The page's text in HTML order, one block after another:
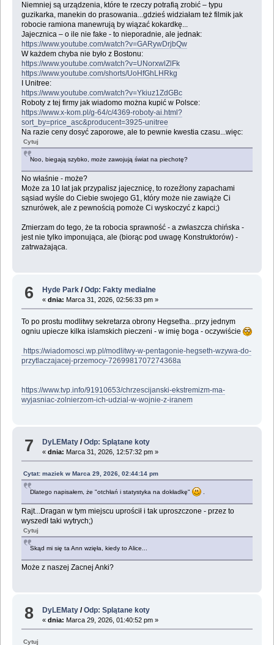
Niemniej są urządzenia, które te rzeczy potrafią zrobić – typu
guzikarka, manekin do prasowania...gdzieś widziałam też filmik jak
robocie ramiona manewrują by wiązać kokardkę...
Jajecznica – o ile nie fake - to nieporadnie, ale jednak:
https://www.youtube.com/watch?v=GARywDrjbQw
W każdem chyba nie było z Bostonu:
https://www.youtube.com/watch?v=UNorxwlZlFk
https://www.youtube.com/shorts/UoHfGhLHRkg
I Unitree:
https://www.youtube.com/watch?v=Ykiuz1ZdGBc
Roboty z tej firmy jak wiadomo można kupić w Polsce:
https://www.x-kom.pl/g-64/c/4369-roboty-ai.html?
sort_by=price_asc&producent=3925-unitree
Na razie ceny dosyć zaporowe, ale to pewnie kwestia czasu...więc:
Cytuj
Noo, biegają szybko, może zawojują świat na piechotę?
No właśnie - może?
Może za 10 lat jak przypalisz jajecznicę, to rozeźlony zapachami
sąsiad wyśle do Ciebie swojego G1, który może nie zawiąże Ci
sznurówek, ale z pewnością pomoże Ci wyskoczyć z kapci;)
Zmierzam do tego, że ta robocia sprawność - a zwłaszcza chińska -
jest nie tylko imponująca, ale (biorąc pod uwagę Konstruktorów) -
zatrważająca.
6 Hyde Park /Odp: Fakty medialne
«dnia: Marca 31, 2026, 02:56:33 pm »
To po prostu modlitwy sekretarza obrony Hegsetha...przy jednym
ogniu upiecze kilka islamskich pieczeni - w imię boga - oczywiście
https://wiadomosci.wp.pl/modlitwy-w-pentagonie-hegseth-wzywa-do-
przytlaczajacej-przemocy-7269981707274368a
https://www.tvp.info/91910653/chrzescijanski-ekstremizm-ma-
wyjasniac-zolnierzom-ich-udzial-w-wojnie-z-iranem
7 DyLEMaty /Odp: Splątane koty
«dnia: Marca 31, 2026, 12:57:32 pm »
Cytat: maziek w Marca 29, 2026, 02:44:14 pm
Dlatego napisałem, że "otchłań i statystyka na dokładkę" .
Rajt...Dragan w tym miejscu uprościł i tak uproszczone - przez to
wyszedł taki wytrych;)
Cytuj
Skąd mi się ta Ann wzięła, kiedy to Alice...
Może z naszej Zacnej Anki?
8 DyLEMaty /Odp: Splątane koty
«dnia: Marca 29, 2026, 01:40:52 pm »
Cytuj